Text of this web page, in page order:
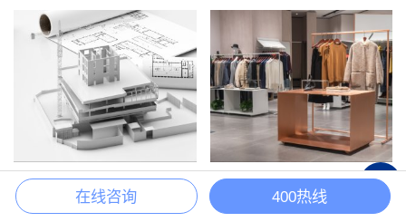
正社员 25~40万日元/
日本大阪 - 建筑施工管理 正社员
24万日元起/月
日本关西 - 品牌专柜 翻译导购
+
在线咨询 400热线